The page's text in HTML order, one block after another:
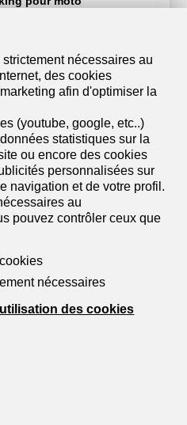
d’avance pour les frais
êtes intéressé, veuillez
/ 058 360 33
in der Tiefgarage der
1-31 in Wallisellen.
(inkl. CHF 5.00 Akonto
Bei Interesse melden Sie
(service@livit.ch / 058 360
nécessaires au
des cookies
afin d'optimiser la
(youtube, google, etc..)
statistiques sur la
ou encore des cookies
personnalisées sur
navigation et de votre profil.
au
pouvez contrôler ceux que
nécessaires
des cookies